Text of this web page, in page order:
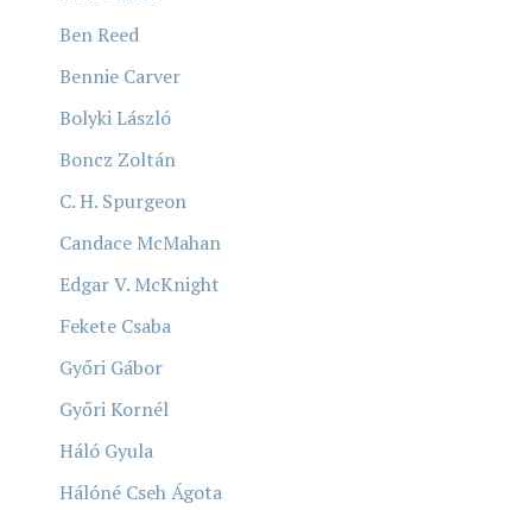
Ben Reed
Bennie Carver
Bolyki László
Boncz Zoltán
C. H. Spurgeon
Candace McMahan
Edgar V. McKnight
Fekete Csaba
Győri Gábor
Győri Kornél
Háló Gyula
Hálóné Cseh Ágota